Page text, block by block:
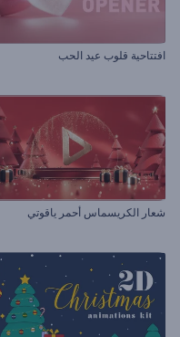
افتتاحية قلوب عيد الحب
شعار الكريسماس أحمر ياقوتي